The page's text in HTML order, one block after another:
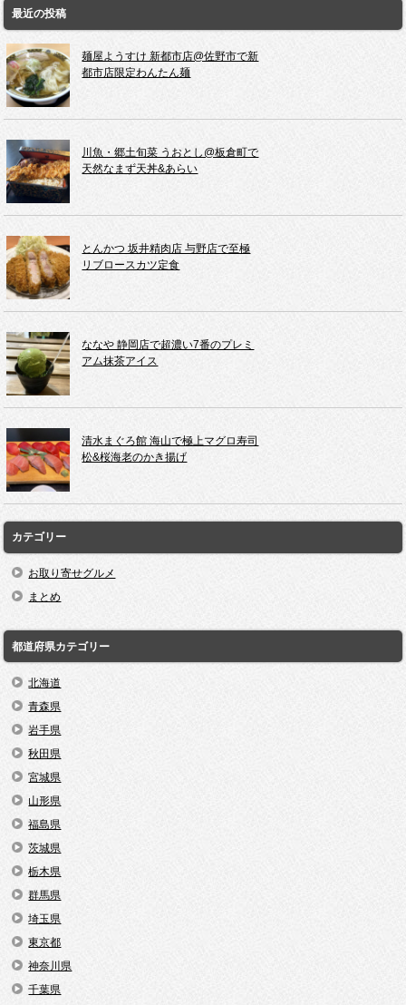
最近の投稿
麺屋ようすけ 新都市店@佐野市で新
都市店限定わんたん麺
川魚・郷土旬菜 うおとし@板倉町で
天然なまず天丼&あらい
とんかつ 坂井精肉店 与野店で至極
リブロースカツ定食
ななや 静岡店で超濃い7番のプレミ
アム抹茶アイス
清水まぐろ館 海山で極上マグロ寿司
松&桜海老のかき揚げ
カテゴリー
お取り寄せグルメ
まとめ
都道府県カテゴリー
北海道
青森県
岩手県
秋田県
宮城県
山形県
福島県
茨城県
栃木県
群馬県
埼玉県
東京都
神奈川県
千葉県